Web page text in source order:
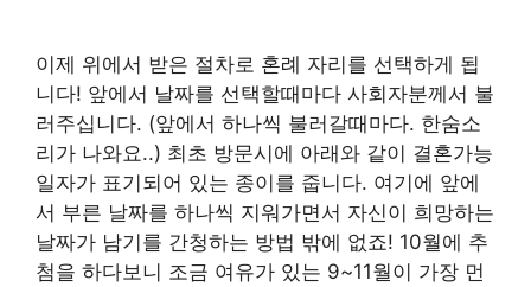
이제 위에서 받은 절차로 혼례 자리를 선택하게 됩
니다! 앞에서 날짜를 선택할때마다 사회자분께서 불
러주십니다. (앞에서 하나씩 불러갈때마다. 한숨소
리가 나와요..) 최초 방문시에 아래와 같이 결혼가능
일자가 표기되어 있는 종이를 줍니다. 여기에 앞에
서 부른 날짜를 하나씩 지워가면서 자신이 희망하는
날짜가 남기를 간청하는 방법 밖에 없죠! 10월에 추
첨을 하다보니 조금 여유가 있는 9~11월이 가장 먼